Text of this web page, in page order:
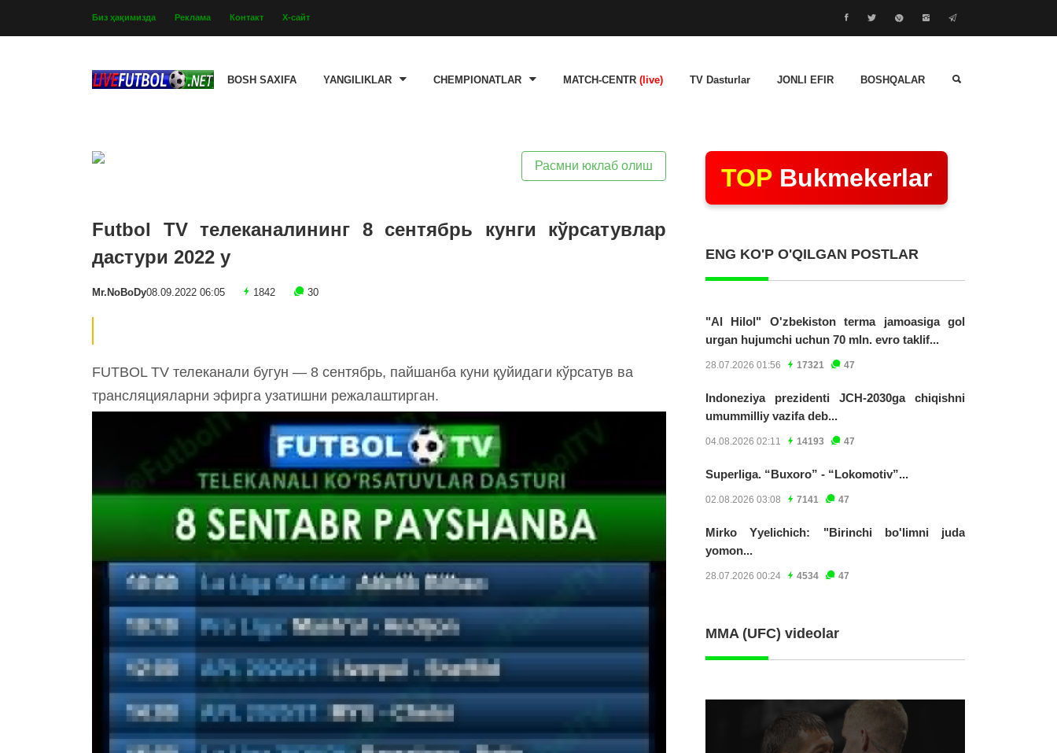
Биз ҳақимизда Реклама Контакт Х-сайт
BOSH SAXIFA YANGILIKLAR CHEMPIONATLAR MATCH-CENTR (live) TV Dasturlar JONLI EFIR BOSHQALAR
Расмни юклаб олиш
Futbol TV телеканалининг 8 сентябрь кунги кўрсатувлар
дастури 2022 y
Mr.NoBoDy08.09.2022 06:05 1842 30
FUTBOL TV телеканали бугун — 8 сентябрь, пайшанба куни қуйидаги кўрсатув ва
трансляцияларни эфирга узатишни режалаштирган.
TOP Bukmekerlar
ENG KO'P O'QILGAN POSTLAR
"Al Hilol" O'zbekiston terma jamoasiga gol
urgan hujumchi uchun 70 mln. evro taklif...
28.07.2026 01:56 17321 47
Indoneziya prezidenti JCH-2030ga chiqishni
umummilliy vazifa deb...
04.08.2026 02:11 14193 47
Superliga. “Buxoro” - “Lokomotiv”...
02.08.2026 03:08 7141 47
Mirko Yyelichich: "Birinchi bo'limni juda
yomon...
28.07.2026 00:24 4534 47
MMA (UFC) videolar